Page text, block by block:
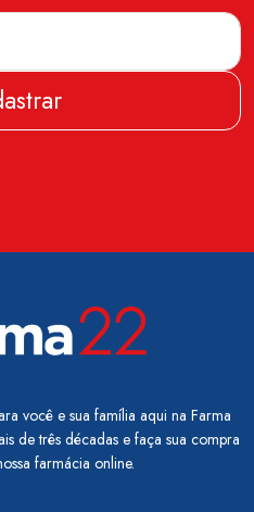
você e sua família aqui na Farma
de três décadas e faça sua compra
farmácia online.